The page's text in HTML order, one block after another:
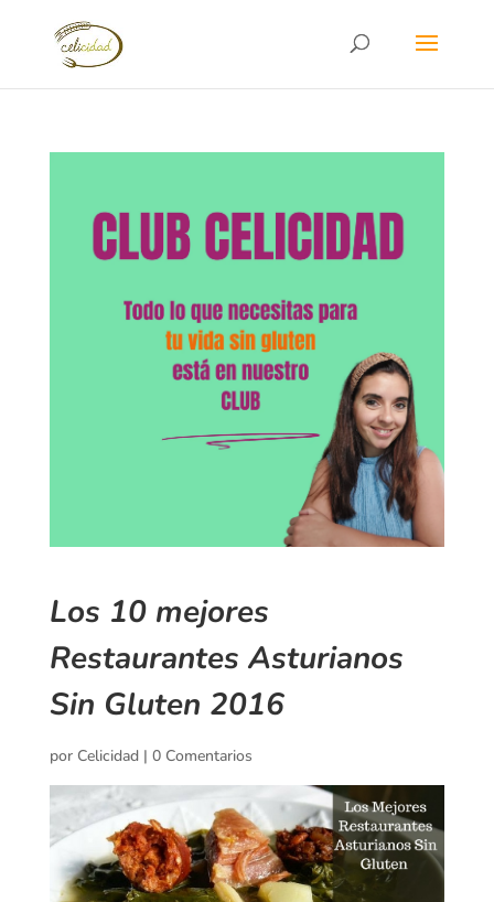
Los 10 mejores
Restaurantes Asturianos
Sin Gluten 2016
por Celicidad| 0 Comentarios